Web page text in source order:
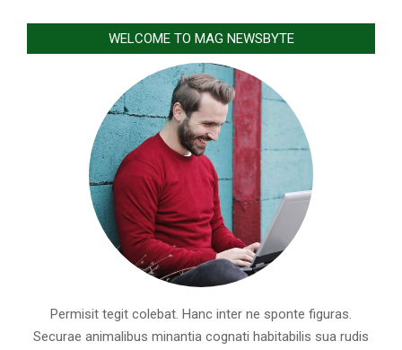
WELCOME TO MAG NEWSBYTE
Permisit tegit colebat. Hanc inter ne sponte figuras.
Securae animalibus minantia cognati habitabilis sua rudis